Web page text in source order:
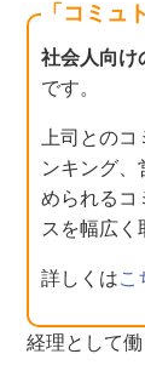
「コミュ
社会人向け
です。
上司との
ンキング、
められるコ
スを幅広く
詳しくはこ
経理として